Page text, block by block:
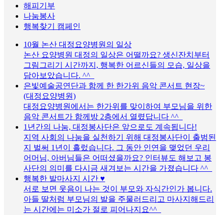
해피기부
나눔봉사
행복찾기 캠페인
10월 논산 대정요양병원의 일상
논산 요양병원 대정의 일상은 어떨까요? 생신잔치부터
그림그리기 시간까지, 행복한 어르신들의 모습, 일상을
담아보았습니다. ^^
은빛예술공연단과 함께 한 한가위 음악 콘서트 현장~
(대정요양병원)
대정요양병원에서는 한가위를 맞이하여 부모님을 위한
음악 콘서트가 함께방 2층에서 열렸답니다 ^^
1년간의 나눔, 대정봉사단은 앞으로도 계속됩니다!
지역 사회의 나눔을 실천하기 위해 대정봉사단이 출범된
지 벌써 1년이 흘렀습니다. 그 동안 인연을 맺었던 우리
어머님, 아버님들은 어떠셨을까요? 인터뷰도 해보고 봉
사단의 의미를 다시금 새겨보는 시간을 가졌습니다 ^^
행복한 발마사지 시간 ♥
서로 보면 웃음이 나는 것이 부모와 자식간인가 봅니다.
아들 딸처럼 부모님의 발을 주물러드리고 마사지해드리
는 시간에는 미소가 절로 피어나지요^^